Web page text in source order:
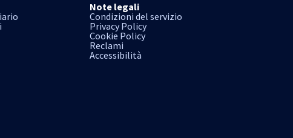
Note legali
Condizioni del servizio
Privacy Policy
Cookie Policy
Reclami
Accessibilità